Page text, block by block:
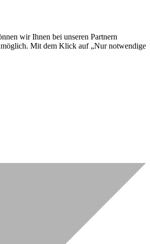
wir Ihnen bei unseren Partnern
möglich. Mit dem Klick auf „Nur notwendige